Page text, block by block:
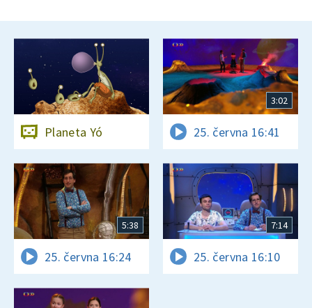
Planeta Yó
3:02
25. června 16:41
5:38
25. června 16:24
7:14
25. června 16:10